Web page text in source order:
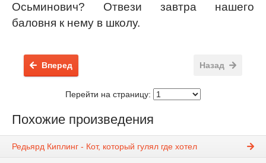
Осьминович? Отвези завтра нашего
баловня к нему в школу.
Назад
Вперед
Перейти на страницу:
Похожие произведения
Редьярд Киплинг - Кот, который гулял где хотел